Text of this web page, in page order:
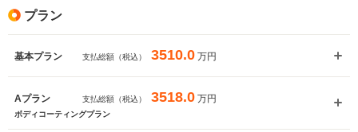
プラン
基本プラン 支払総額（税込） 3510.0 万円
Aプラン 支払総額（税込） 3518.0 万円
ボディコーティングプラン